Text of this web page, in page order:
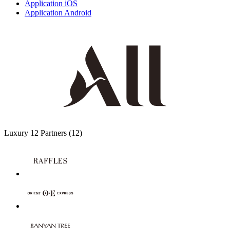
Application iOS
Application Android
Luxury 12 Partners (12)